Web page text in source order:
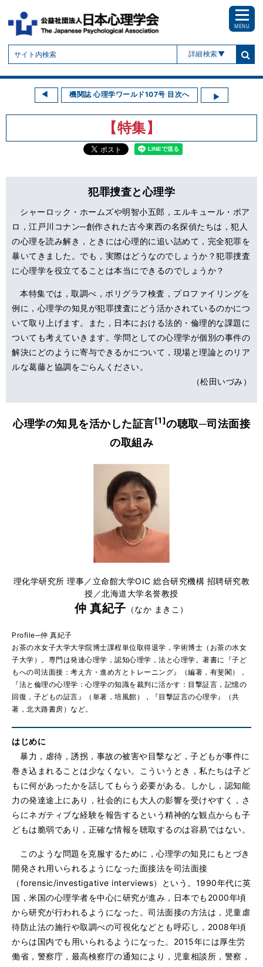
詳細検索
MENU
機関誌 心理学ワールド107号 目次へ
【特集】
犯罪捜査と心理学
シャーロック・ホームズや明智小五郎，エルキュール・ポア
ロ，江戸川コナン─創作された古今東西の名探偵たちは，犯人
の心理を読み解き，ときには心理的に追い詰めて，完全犯罪を
暴いてきました。でも，実際はどうなのでしょうか？犯罪捜査
に心理学を役立てることは本当にできるのでしょうか？
本特集では，取調べ，ポリグラフ検査，プロファイリングを
例に，心理学の知見が犯罪捜査にどう活かされているのかにつ
いて取り上げます。また，日本における法的・倫理的な課題に
ついても考えていきます。学問としての心理学が個別の事件の
解決にどのように寄与できるかについて，現場と理論とのリア
ルな葛藤と協調をごらんください。
（松田いづみ）
心理学の知見を活かした証言[1]の聴取─司法面接
の取組み
理化学研究所 理事／立命館大学OIC 総合研究機構 招聘研究教
授／北海道大学名誉教授
仲 真紀子 （なか まきこ）
Profile─仲 真紀子
お茶の水女子大学大学院博士課程単位取得退学，学術博士（お茶の水女
子大学）。専門は発達心理学，認知心理学，法と心理学。著書に『子ど
もへの司法面接：考え方・進め方とトレーニング』（編著，有斐閣），
『法と倫理の心理学：心理学の知識を裁判に活かす：目撃証言，記憶の
回復，子どもの証言』（単著，培風館），『目撃証言の心理学』（共
著，北大路書房）など。
はじめに
暴力，虐待，誘拐，事故の被害や目撃など，子どもが事件に
巻き込まれることは少なくない。こういうとき，私たちは子ど
もに何があったかを話してもらう必要がある。しかし，認知能
力の発達途上にあり，社会的にも大人の影響を受けやすく，さ
らにネガティブな経験を報告するという精神的な観点からも子
どもは脆弱であり，正確な情報を聴取するのは容易ではない。
このような問題を克服するために，心理学の知見にもとづき
開発され用いられるようになった面接法を司法面接
（forensic/investigative interviews）という。1990年代に英
国，米国の心理学者を中心に研究が進み，日本でも2000年頃
から研究が行われるようになった。司法面接の方法は，児童虐
待防止法の施行や取調べの可視化などとも呼応し，2008年頃
からは国内でも用いられるようになった。2015年には厚生労
働省，警察庁，最高検察庁の通知により，児童相談所，警察，